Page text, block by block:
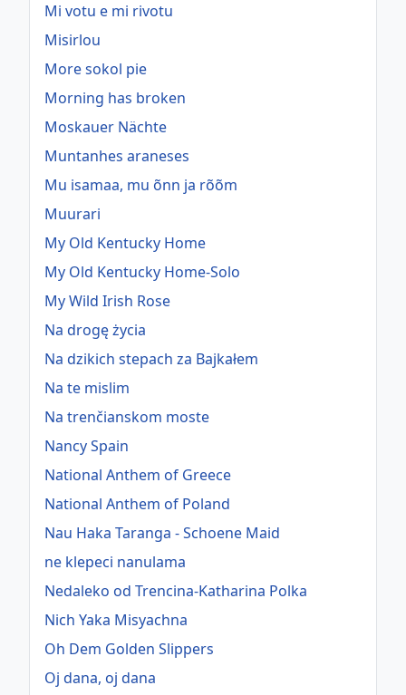
Mi votu e mi rivotu
Misirlou
More sokol pie
Morning has broken
Moskauer Nächte
Muntanhes araneses
Mu isamaa, mu õnn ja rõõm
Muurari
My Old Kentucky Home
My Old Kentucky Home-Solo
My Wild Irish Rose
Na drogę życia
Na dzikich stepach za Bajkałem
Na te mislim
Na trenčianskom moste
Nancy Spain
National Anthem of Greece
National Anthem of Poland
Nau Haka Taranga - Schoene Maid
ne klepeci nanulama
Nedaleko od Trencina-Katharina Polka
Nich Yaka Misyachna
Oh Dem Golden Slippers
Oj dana, oj dana